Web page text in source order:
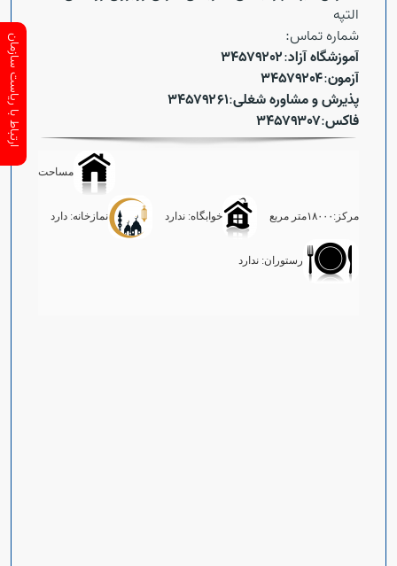
التپه
شماره تماس:
آموزشگاه آزاد:۳۴۵۷۹۲۰۲
آزمون:۳۴۵۷۹۲۰۴
پذیرش و مشاوره شغلی:۳۴۵۷۹۲۶۱
فاکس:۳۴۵۷۹۳۰۷
مساحت
مرکز:۱۸۰۰۰متر مربع خوابگاه: ندارد نمازخانه: دارد
رستوران: ندارد
ارتباط با ریاست سازمان